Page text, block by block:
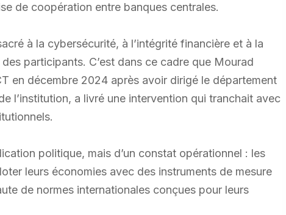
de coopération entre banques centrales.
à la cybersécurité, à l’intégrité financière et à la
participants. C’est dans ce cadre que Mourad
en décembre 2024 après avoir dirigé le département
l’institution, a livré une intervention qui tranchait avec
politique, mais d’un constat opérationnel : les
leurs économies avec des instruments de mesure
de normes internationales conçues pour leurs